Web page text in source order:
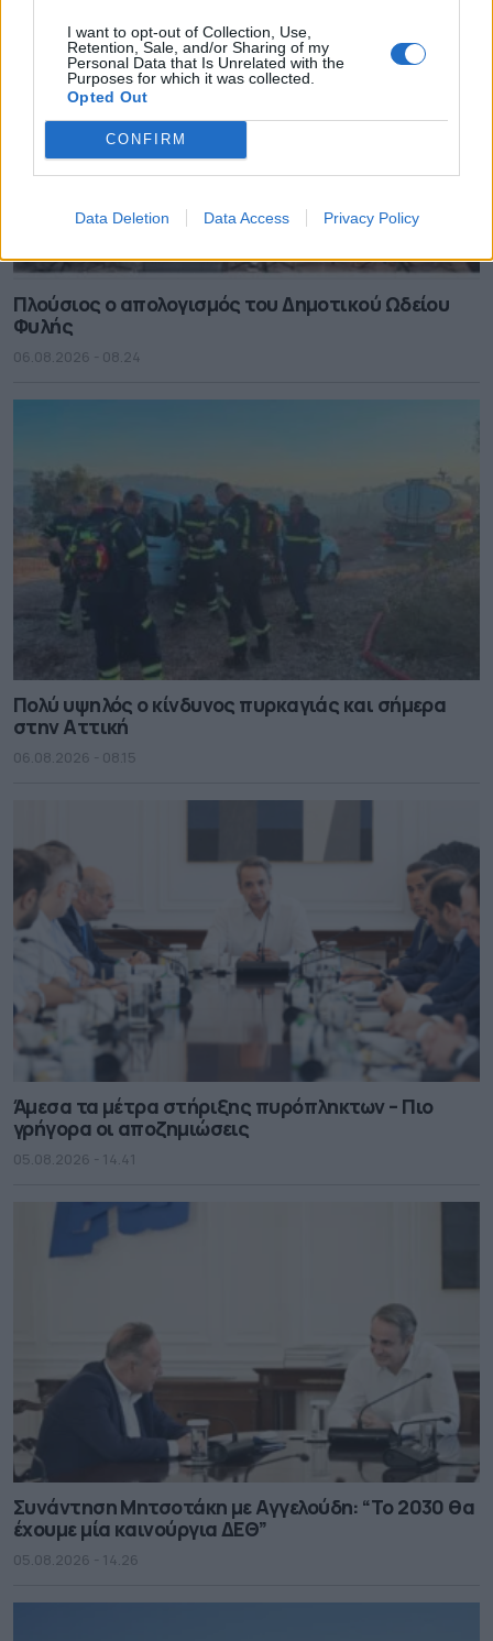
I want to opt-out of Collection, Use,
Retention, Sale, and/or Sharing of my
Personal Data that Is Unrelated with the
Purposes for which it was collected.
Opted Out
CONFIRM
Data Deletion Data Access Privacy Policy
Πλούσιος ο απολογισμός του Δημοτικού Ωδείου
Φυλής
06.08.2026 - 08.24
Πολύ υψηλός ο κίνδυνος πυρκαγιάς και σήμερα
στην Αττική
06.08.2026 - 08.15
Άμεσα τα μέτρα στήριξης πυρόπληκτων – Πιο
γρήγορα οι αποζημιώσεις
05.08.2026 - 14.41
Συνάντηση Μητσοτάκη με Αγγελούδη: “Το 2030 θα
έχουμε μία καινούργια ΔΕΘ”
05.08.2026 - 14.26